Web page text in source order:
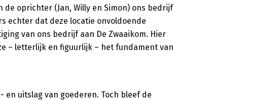
oprichter (Jan, Willy en Simon) ons bedrijf
echter dat deze locatie onvoldoende
van ons bedrijf aan De Zwaaikom. Hier
– letterlijk en figuurlijk – het fundament van
uitslag van goederen. Toch bleef de